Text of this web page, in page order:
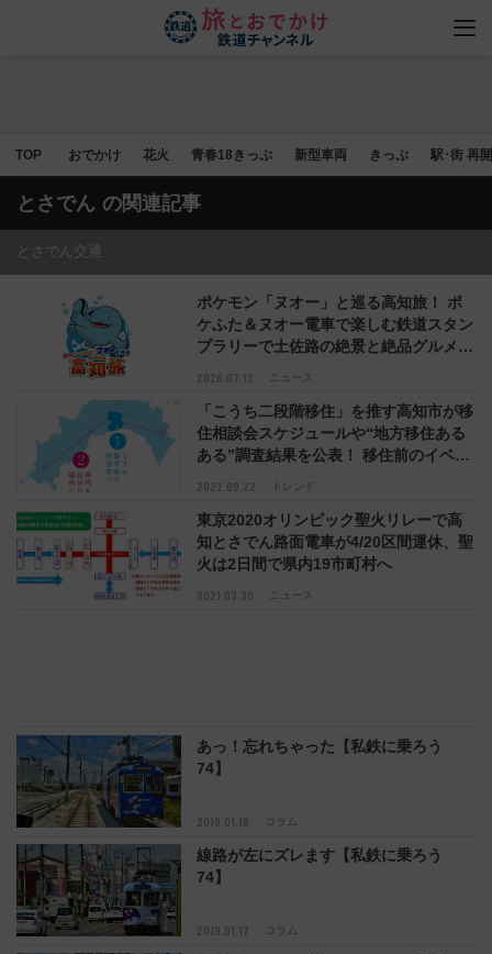
TOP おでかけ 花火 青春18きっぷ 新型車両 きっぷ 駅･街 再
とさでん の関連記事
とさでん交通
2026.07.12 ニュース
ポケモン「ヌオー」と巡る高知旅！ ポ
ケふた＆ヌオー電車で楽しむ鉄道スタン
プラリーで土佐路の絶景と絶品グルメを
2022.09.22 トレンド
「こうち二段階移住」を推す高知市が移
住相談会スケジュールや“地方移住ある
ある”調査結果を公表！ 移住前のイベン
2021.03.30 ニュース
東京2020オリンピック聖火リレーで高
知とさでん路面電車が4/20区間運休、聖
火は2日間で県内19市町村へ
2019.01.18 コラム
あっ！忘れちゃった【私鉄に乗ろう
74】
2019.01.17 コラム
線路が左にズレます【私鉄に乗ろう
74】